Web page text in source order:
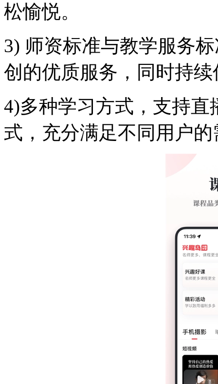
松愉悦。
3) 师资标准与教学服务
创的优质服务，同时持
4)多种学习方式，支持
式，充分满足不同用户的